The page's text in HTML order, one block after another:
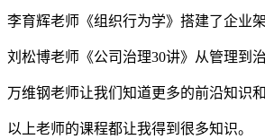
李育辉老师《组织行为学》搭建了企业架
刘松博老师《公司治理30讲》从管理到
万维钢老师让我们知道更多的前沿知识
以上老师的课程都让我得到很多知识。